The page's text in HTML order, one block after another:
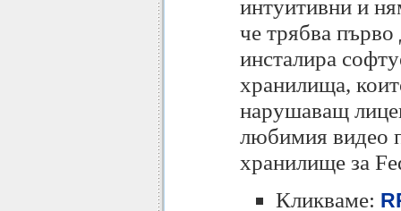
интуитивни и
че трябва
инсталира
хранилища,
нарушаващ
любимия видео
хранилище за
Кликваме: